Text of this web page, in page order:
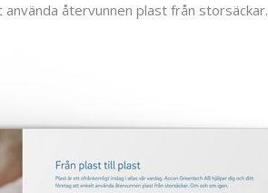
återvunnen plast från storsäckar.